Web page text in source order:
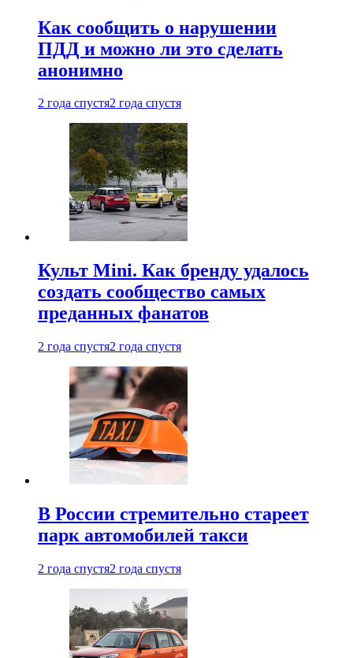
Как сообщить о нарушении
ПДД и можно ли это сделать
анонимно
2 года спустя2 года спустя
Культ Mini. Как бренду удалось
создать сообщество самых
преданных фанатов
2 года спустя2 года спустя
В России стремительно стареет
парк автомобилей такси
2 года спустя2 года спустя